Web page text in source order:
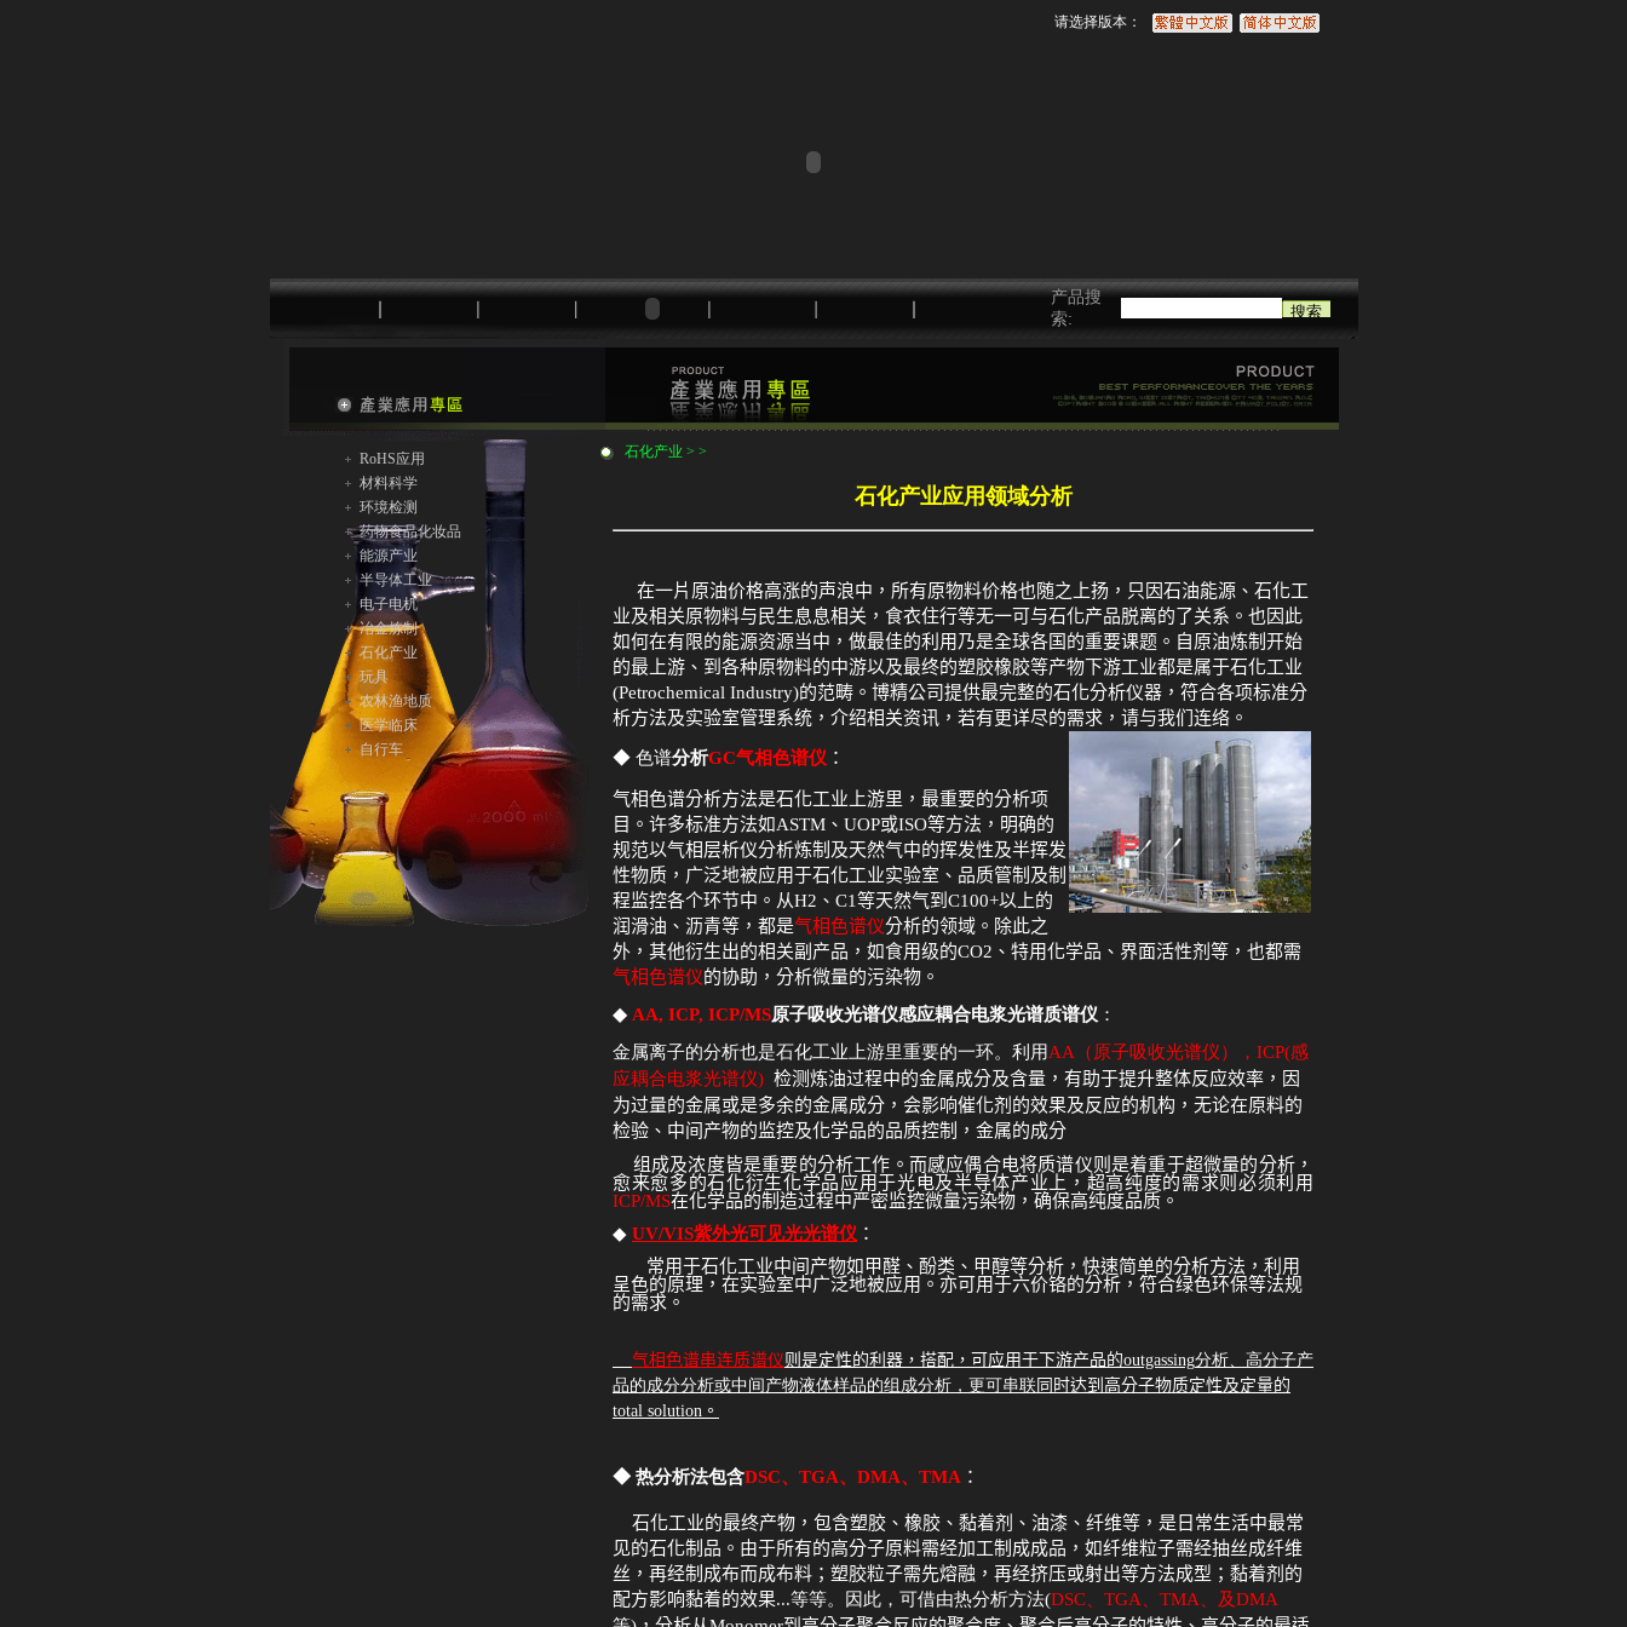
请选择版本：
产品搜
索:
RoHS应用
材料科学
环境检测
药物食品化妆品
能源产业
半导体工业
电子电机
冶金炼制
石化产业
玩具
农林渔地质
医学临床
自行车
石化产业 > >
石化产业应用领域分析
在一片原油价格高涨的声浪中，所有原物料价格也随之上扬，只因石油能源、石化工
业及相关原物料与民生息息相关，食衣住行等无一可与石化产品脱离的了关系。也因此
如何在有限的能源资源当中，做最佳的利用乃是全球各国的重要课题。自原油炼制开始
的最上游、到各种原物料的中游以及最终的塑胶橡胶等产物下游工业都是属于石化工业
(Petrochemical Industry)的范畴。博精公司提供最完整的石化分析仪器，符合各项标准分
析方法及实验室管理系统，介绍相关资讯，若有更详尽的需求，请与我们连络。
◆ 色谱分析GC气相色谱仪 ：
气相色谱分析方法是石化工业上游里，最重要的分析项
目。许多标准方法如ASTM 、 UOP或ISO等方法，明确的
规范以气相层析仪分析炼制及天然气中的挥发性及半挥发
性物质，广泛地被应用于石化工业实验室、品质管制及制
程监控各个环节中。从H2 、 C1等天然气到 C100+以上的
润滑油、沥青等，都是气相色谱仪分析的领域。除此之
外，其他衍生出的相关副产品，如食用级的CO2 、特用化学品、界面活性剂等，也都需
气相色谱仪的协助，分析微量的污染物。
◆ AA, ICP, ICP/MS原子吸收光谱仪感应耦合电浆光谱质谱仪 ：
金属离子的分析也是石化工业上游里重要的一环。利用AA （原子吸收光谱仪） ， ICP(感
应耦合电浆光谱仪) 检测炼油过程中的金属成分及含量，有助于提升整体反应效率，因
为过量的金属或是多余的金属成分，会影响催化剂的效果及反应的机构，无论在原料的
检验、中间产物的监控及化学品的品质控制，金属的成分
组成及浓度皆是重要的分析工作。而感应偶合电将质谱仪则是着重于超微量的分析，
愈来愈多的石化衍生化学品应用于光电及半导体产业上，超高纯度的需求则必须利用
ICP/MS在化学品的制造过程中严密监控微量污染物，确保高纯度品质。
◆ UV/VIS紫外光可见光光谱仪 ：
常用于石化工业中间产物如甲醛、酚类、甲醇等分析，快速简单的分析方法，利用
呈色的原理，在实验室中广泛地被应用。亦可用于六价铬的分析，符合绿色环保等法规
的需求 。
气相色谱串连质谱仪则是定性的利器，搭配 ，可应用于下游产品的outgassing分析、高分子产
品的成分分析或中间产物液体样品的组成分析，更可串联 同时达到高分子物质定性及定量的
total solution 。
◆ 热分析法包含DSC、 TGA、 DMA、 TMA ：
石化工业的最终产物，包含塑胶、橡胶、黏着剂、油漆、纤维等，是日常生活中最常
见的石化制品。由于所有的高分子原料需经加工制成成品，如纤维粒子需经抽丝成纤维
丝，再经制成布而成布料；塑胶粒子需先熔融，再经挤压或射出等方法成型；黏着剂的
配方影响黏着的效果...等等。因此，可借由热分析方法(DSC TGA TMA 、及DMA